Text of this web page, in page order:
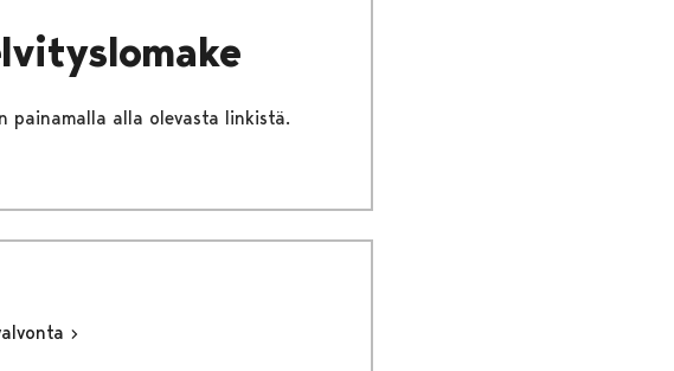
painamalla alla olevasta linkistä.